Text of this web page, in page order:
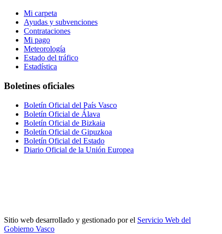
Mi carpeta
Ayudas y subvenciones
Contrataciones
Mi pago
Meteorología
Estado del tráfico
Estadística
Boletines oficiales
Boletín Oficial del País Vasco
Boletín Oficial de Álava
Boletín Oficial de Bizkaia
Boletín Oficial de Gipuzkoa
Boletín Oficial del Estado
Diario Oficial de la Unión Europea
Sitio web desarrollado y gestionado por el Servicio Web del
Gobierno Vasco